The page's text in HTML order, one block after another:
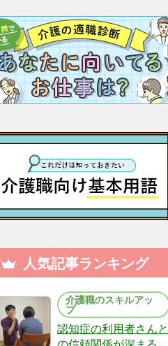
人気記事ランキング
介護職のスキルアッ
プ
認知症の利用者さんと